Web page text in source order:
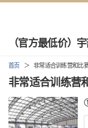
（官方最低价）
首页 非常适合训练营和比
非常适合训练营